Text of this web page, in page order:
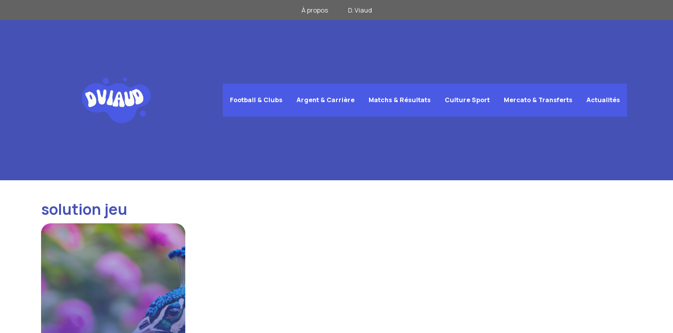
au
À propos D. Viaud
Football & Clubs Argent & Carrière Matchs & Résultats Culture Sport Mercato & Transferts Actualités
solution jeu